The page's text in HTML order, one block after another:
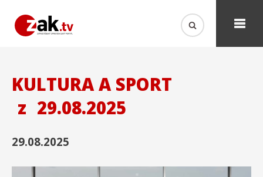
KULTURA A SPORT
z 29.08.2025
29.08.2025